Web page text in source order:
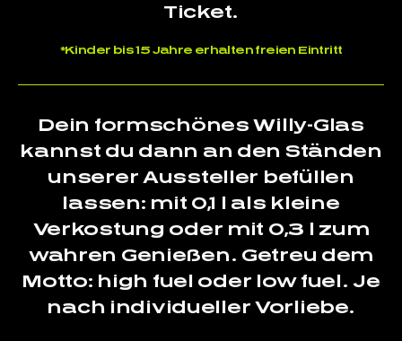
Ticket.
*Kinder bis 15 Jahre erhalten freien Eintritt
Dein formschönes Willy-Glas
kannst du dann an den Ständen
unserer Aussteller befüllen
lassen: mit 0,1 l als kleine
Verkostung oder mit 0,3 l zum
wahren Genießen. Getreu dem
Motto: high fuel oder low fuel. Je
nach individueller Vorliebe.